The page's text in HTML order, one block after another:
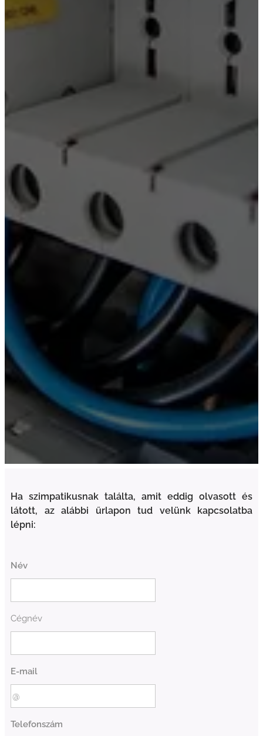
Ha szimpatikusnak találta, amit eddig olvasott és
látott, az alábbi űrlapon tud velünk kapcsolatba
lépni:
Név
Cégnév
E-mail
Telefonszám